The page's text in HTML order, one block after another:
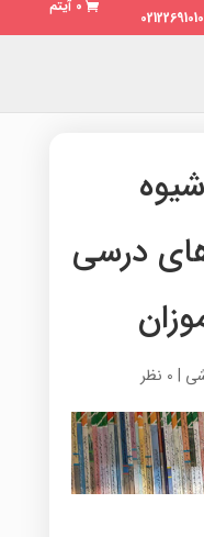
0 آیتم
درسی
| 0 نظر